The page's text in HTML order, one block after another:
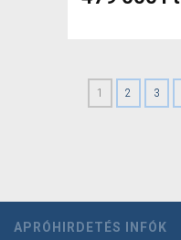
1 2 3
APRÓHIRDETÉS INFÓK